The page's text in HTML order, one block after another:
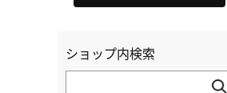
ショップ内検索